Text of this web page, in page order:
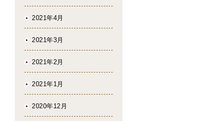
2021年4月
2021年3月
2021年2月
2021年1月
2020年12月